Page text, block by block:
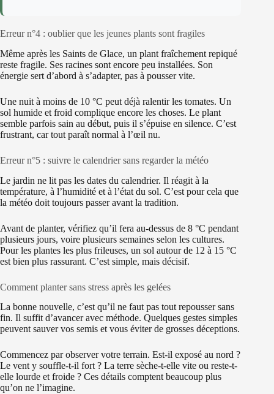
Erreur n°4 : oublier que les jeunes plants sont fragiles
Même après les Saints de Glace, un plant fraîchement repiqué
reste fragile. Ses racines sont encore peu installées. Son
énergie sert d’abord à s’adapter, pas à pousser vite.
Une nuit à moins de 10 °C peut déjà ralentir les tomates. Un
sol humide et froid complique encore les choses. Le plant
semble parfois sain au début, puis il s’épuise en silence. C’est
frustrant, car tout paraît normal à l’œil nu.
Erreur n°5 : suivre le calendrier sans regarder la météo
Le jardin ne lit pas les dates du calendrier. Il réagit à la
température, à l’humidité et à l’état du sol. C’est pour cela que
la météo doit toujours passer avant la tradition.
Avant de planter, vérifiez qu’il fera au-dessus de 8 °C pendant
plusieurs jours, voire plusieurs semaines selon les cultures.
Pour les plantes les plus frileuses, un sol autour de 12 à 15 °C
est bien plus rassurant. C’est simple, mais décisif.
Comment planter sans stress après les gelées
La bonne nouvelle, c’est qu’il ne faut pas tout repousser sans
fin. Il suffit d’avancer avec méthode. Quelques gestes simples
peuvent sauver vos semis et vous éviter de grosses déceptions.
Commencez par observer votre terrain. Est-il exposé au nord ?
Le vent y souffle-t-il fort ? La terre sèche-t-elle vite ou reste-t-
elle lourde et froide ? Ces détails comptent beaucoup plus
qu’on ne l’imagine.